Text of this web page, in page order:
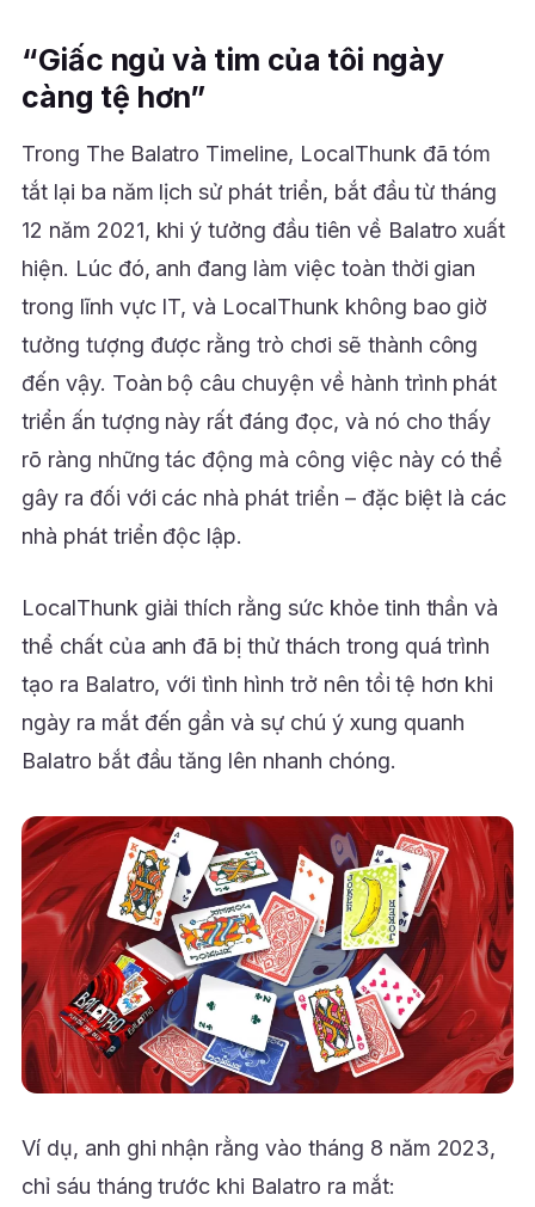
“Giấc ngủ và tim của tôi ngày
càng tệ hơn”
Trong The Balatro Timeline, LocalThunk đã tóm
tắt lại ba năm lịch sử phát triển, bắt đầu từ tháng
12 năm 2021, khi ý tưởng đầu tiên về Balatro xuất
hiện. Lúc đó, anh đang làm việc toàn thời gian
trong lĩnh vực IT, và LocalThunk không bao giờ
tưởng tượng được rằng trò chơi sẽ thành công
đến vậy. Toàn bộ câu chuyện về hành trình phát
triển ấn tượng này rất đáng đọc, và nó cho thấy
rõ ràng những tác động mà công việc này có thể
gây ra đối với các nhà phát triển – đặc biệt là các
nhà phát triển độc lập.
LocalThunk giải thích rằng sức khỏe tinh thần và
thể chất của anh đã bị thử thách trong quá trình
tạo ra Balatro, với tình hình trở nên tồi tệ hơn khi
ngày ra mắt đến gần và sự chú ý xung quanh
Balatro bắt đầu tăng lên nhanh chóng.
Ví dụ, anh ghi nhận rằng vào tháng 8 năm 2023,
chỉ sáu tháng trước khi Balatro ra mắt: